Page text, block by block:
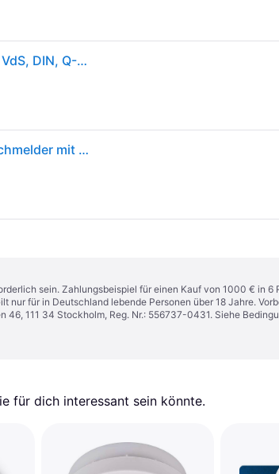
Ei Electronics Rauchmelder Ei650 10 Jahresmelder VdS, DIN, Q-Label zertifiziert
Ei Electronics Ei650 Rauchmelder - 10-Jahres-Rauchmelder mit Lithiumbatterie
sein. Zahlungsbeispiel für einen Kauf von 1000 € in
nur für in Deutschland lebende Personen über 18 Jahre.
111 34 Stockholm, Reg. Nr.: 556737-0431. Siehe
für dich interessant sein könnte.